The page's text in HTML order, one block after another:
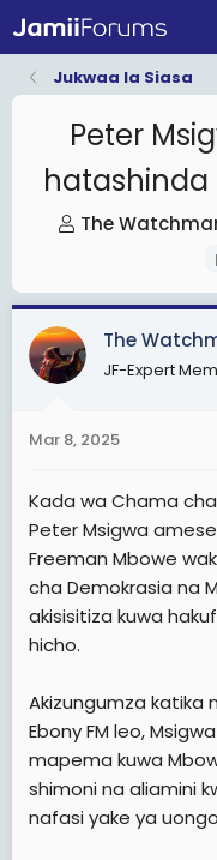
Jukwaa la Siasa
Peter
hatashinda
T
e
a
d
a
t
e
r
The
The
JF-Expert
Mar 8, 2025
Kada wa Chama
Peter Msigwa
Freeman Mbowe
cha Demokrasia na
akisisitiza kuwa
hicho.
Akizungumza katika
Ebony FM leo,
mapema kuwa
shimoni na aliamini
nafasi yake ya